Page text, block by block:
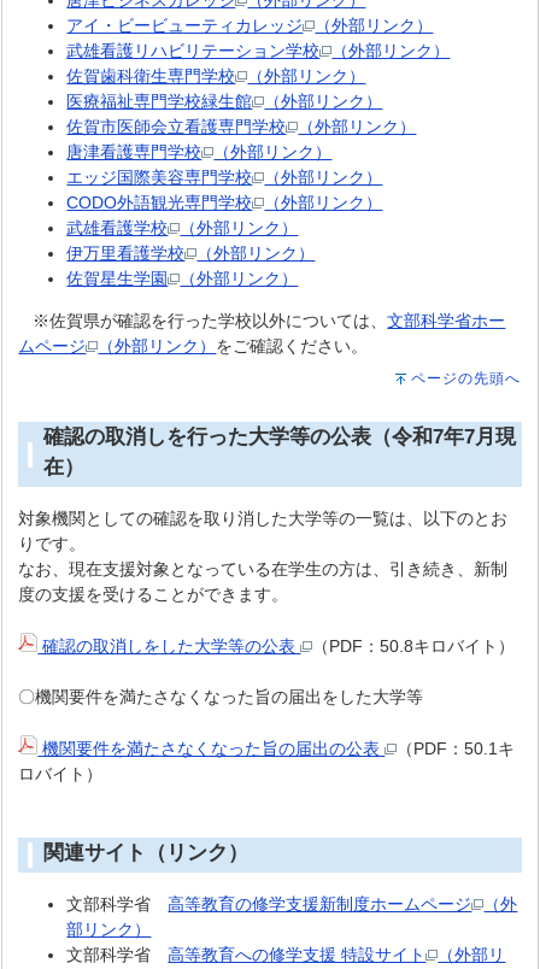
アイ・ビービューティカレッジ
（外部リンク）
武雄看護リハビリテーション学校
（外部リンク）
佐賀歯科衛生専門学校
（外部リンク）
医療福祉専門学校緑生館
（外部リンク）
佐賀市医師会立看護専門学校
（外部リンク）
唐津看護専門学校
（外部リンク）
エッジ国際美容専門学校
（外部リンク）
CODO外語観光専門学校
（外部リンク）
武雄看護学校
（外部リンク）
伊万里看護学校
（外部リンク）
佐賀星生学園
（外部リンク）
※佐賀県が確認を行った学校以外については、文部科学省ホー
ムページ
（外部リンク） をご確認ください。
ページの先頭へ
確認の取消しを行った大学等の公表（令和7年7月現
在）
対象機関としての確認を取り消した大学等の一覧は、以下のとお
りです。
なお、現在支援対象となっている在学生の方は、引き続き、新制
度の支援を受けることができます。
確認の取消しをした大学等の公表 （PDF：50.8キロバイト）
〇機関要件を満たさなくなった旨の届出をした大学等
機関要件を満たさなくなった旨の届出の公表
（PDF：50.1キ
ロバイト）
関連サイト（リンク）
文部科学省高等教育の修学支援新制度ホームページ
（外
部リンク）
文部科学省高等教育への修学支援 特設サイト
（外部リ